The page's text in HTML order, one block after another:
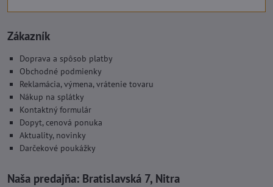
Zákazník
Doprava a spôsob platby
Obchodné podmienky
Reklamácia, výmena, vrátenie tovaru
Nákup na splátky
Kontaktný formulár
Dopyt, cenová ponuka
Aktuality, novinky
Darčekové poukážky
Naša predajňa: Bratislavská 7, Nitra